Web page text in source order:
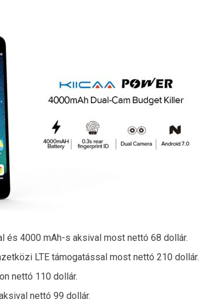
és 4000 mAh-s aksival most nettó 68 dollár.
LTE támogatással most nettó 210 dollár.
nettó 110 dollár.
nettó 99 dollár.